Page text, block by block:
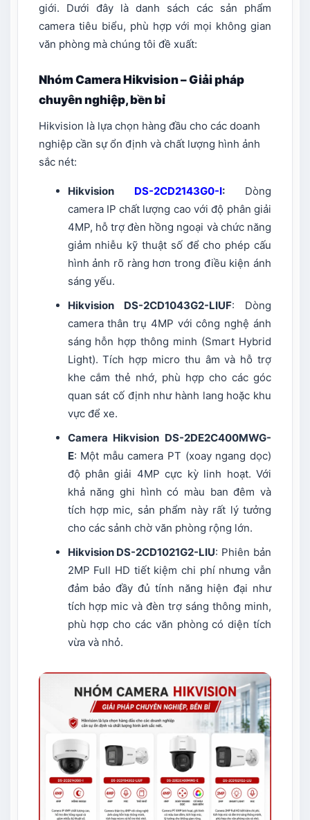
giới. Dưới đây là danh sách các sản phẩm
camera tiêu biểu, phù hợp với mọi không gian
văn phòng mà chúng tôi đề xuất:
Nhóm Camera Hikvision – Giải pháp
chuyên nghiệp, bền bỉ
Hikvision là lựa chọn hàng đầu cho các doanh
nghiệp cần sự ổn định và chất lượng hình ảnh
sắc nét:
Hikvision DS-2CD2143G0-I: Dòng
camera IP chất lượng cao với độ phân giải
4MP, hỗ trợ đèn hồng ngoại và chức năng
giảm nhiễu kỹ thuật số để cho phép cấu
hình ảnh rõ ràng hơn trong điều kiện ánh
sáng yếu.
Hikvision DS-2CD1043G2-LIUF: Dòng
camera thân trụ 4MP với công nghệ ánh
sáng hỗn hợp thông minh (Smart Hybrid
Light). Tích hợp micro thu âm và hỗ trợ
khe cắm thẻ nhớ, phù hợp cho các góc
quan sát cố định như hành lang hoặc khu
vực để xe.
Camera Hikvision DS-2DE2C400MWG-
E: Một mẫu camera PT (xoay ngang dọc)
độ phân giải 4MP cực kỳ linh hoạt. Với
khả năng ghi hình có màu ban đêm và
tích hợp mic, sản phẩm này rất lý tưởng
cho các sảnh chờ văn phòng rộng lớn.
Hikvision DS-2CD1021G2-LIU: Phiên bản
2MP Full HD tiết kiệm chi phí nhưng vẫn
đảm bảo đầy đủ tính năng hiện đại như
tích hợp mic và đèn trợ sáng thông minh,
phù hợp cho các văn phòng có diện tích
vừa và nhỏ.